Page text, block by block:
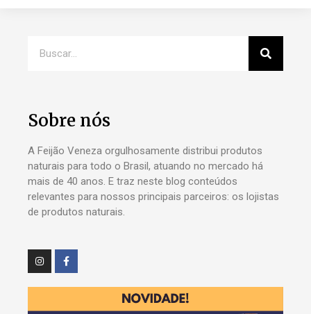
Sobre nós
A Feijão Veneza orgulhosamente distribui produtos
naturais para todo o Brasil, atuando no mercado há
mais de 40 anos. E traz neste blog conteúdos
relevantes para nossos principais parceiros: os lojistas
de produtos naturais.